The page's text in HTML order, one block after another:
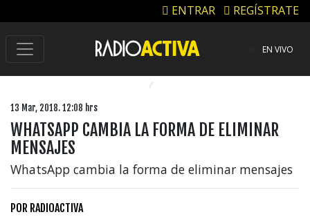
ENTRAR REGÍSTRATE
EN VIVO
13 Mar, 2018. 12:08 hrs
WHATSAPP CAMBIA LA FORMA DE ELIMINAR
MENSAJES
WhatsApp cambia la forma de eliminar mensajes
POR RADIOACTIVA